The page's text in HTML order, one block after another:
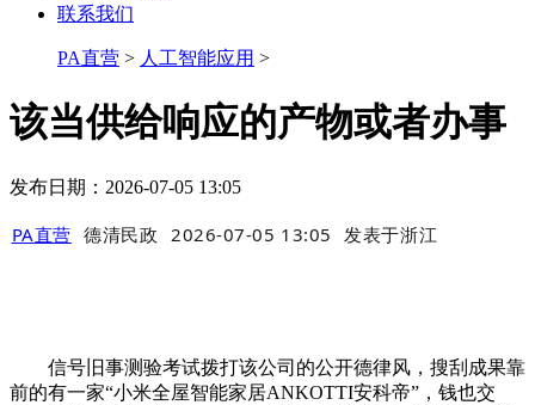
联系我们
PA直营 > 人工智能应用 >
该当供给响应的产物或者办事
发布日期：2026-07-05 13:05
PA直营 德清民政 2026-07-05 13:05 发表于浙江
信号旧事测验考试拨打该公司的公开德律风，搜刮成果靠
前的有一家“小米全屋智能家居ANKOTTI安科帝”，钱也交